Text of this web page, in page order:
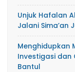
Unjuk Hafalan
Jalani Sima’an
Menghidupkan
Investigasi dan
Bantul